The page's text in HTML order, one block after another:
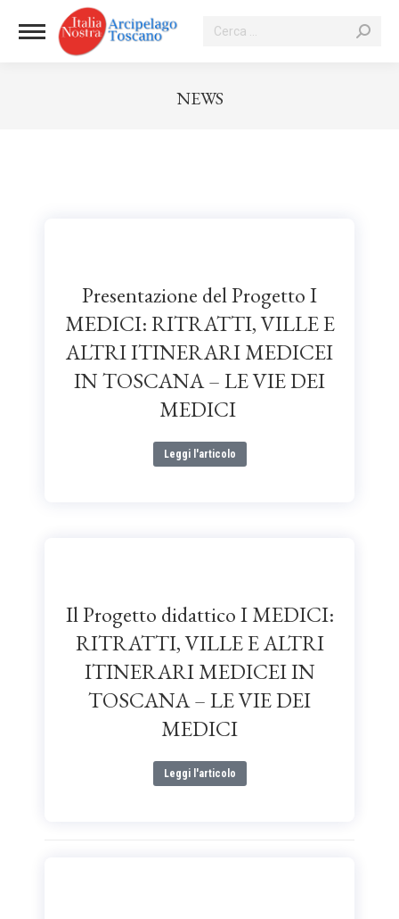
NEWS
Presentazione del Progetto I
MEDICI: RITRATTI, VILLE E
ALTRI ITINERARI MEDICEI
IN TOSCANA – LE VIE DEI
MEDICI
Leggi l'articolo
Il Progetto didattico I MEDICI:
RITRATTI, VILLE E ALTRI
ITINERARI MEDICEI IN
TOSCANA – LE VIE DEI
MEDICI
Leggi l'articolo